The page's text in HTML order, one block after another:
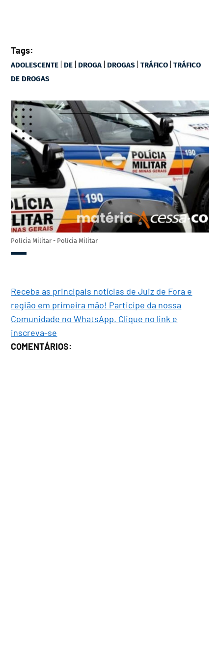
Tags:
ADOLESCENTE | DE | DROGA | DROGAS |TRÁFICO |TRÁFICO
DE DROGAS
Polícia Militar - Polícia Militar
Receba as principais notícias de Juiz de Fora e
região em primeira mão! Participe da nossa
Comunidade no WhatsApp. Clique no link e
inscreva-se
COMENTÁRIOS: